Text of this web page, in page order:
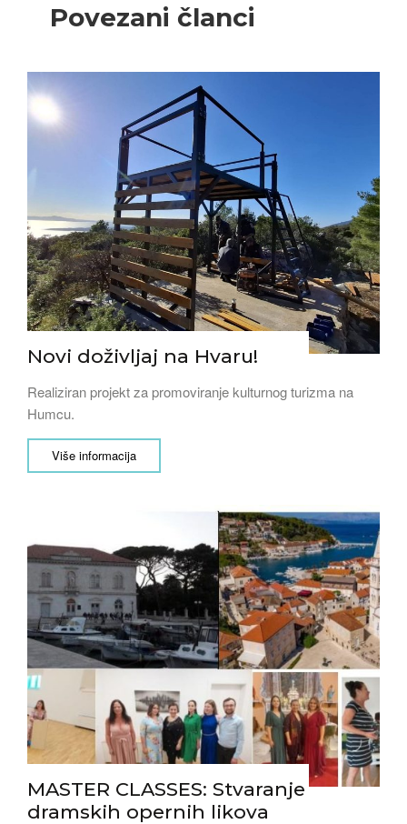
Povezani članci
Novi doživljaj na Hvaru!
Realiziran projekt za promoviranje kulturnog turizma na
Humcu.
Više informacija
MASTER CLASSES: Stvaranje
dramskih opernih likova